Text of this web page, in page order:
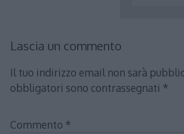
Lascia un commento
Il tuo indirizzo email non sarà
obbligatori sono contrassegnati *
Commento *